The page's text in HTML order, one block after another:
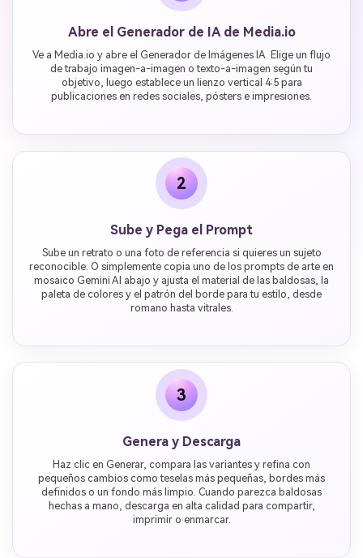
Abre el Generador de IA de Media.io
Ve a Media.io y abre el Generador de Imágenes IA. Elige un flujo
de trabajo imagen-a-imagen o texto-a-imagen según tu
objetivo, luego establece un lienzo vertical 4:5 para
publicaciones en redes sociales, pósters e impresiones.
2
Sube y Pega el Prompt
Sube un retrato o una foto de referencia si quieres un sujeto
reconocible. O simplemente copia uno de los prompts de arte en
mosaico Gemini AI abajo y ajusta el material de las baldosas, la
paleta de colores y el patrón del borde para tu estilo, desde
romano hasta vitrales.
3
Genera y Descarga
Haz clic en Generar, compara las variantes y refina con
pequeños cambios como teselas más pequeñas, bordes más
definidos o un fondo más limpio. Cuando parezca baldosas
hechas a mano, descarga en alta calidad para compartir,
imprimir o enmarcar.